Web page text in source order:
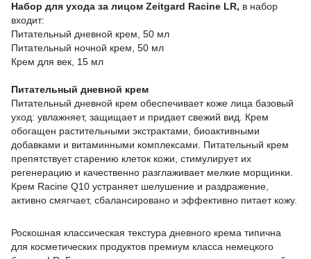
Набор для ухода за лицом Zeitgard Racine LR, в набор
входит:
Питательный дневной крем, 50 мл
Питательный ночной крем, 50 мл
Крем для век, 15 мл
Питательный дневной крем
Питательный дневной крем обеспечивает коже лица базовый
уход: увлажняет, защищает и придает свежий вид. Крем
обогащен растительными экстрактами, биоактивными
добавками и витаминными комплексами. Питательный крем
препятствует старению клеток кожи, стимулирует их
регенерацию и качественно разглаживает мелкие морщинки.
Крем Racine Q10 устраняет шелушение и раздражение,
активно смягчает, сбалансировано и эффективно питает кожу.
Роскошная классическая текстура дневного крема типична
для косметических продуктов премиум класса немецкого